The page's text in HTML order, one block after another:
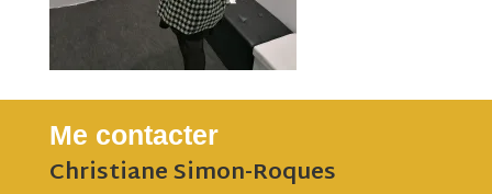
Me contacter
Christiane Simon-Roques